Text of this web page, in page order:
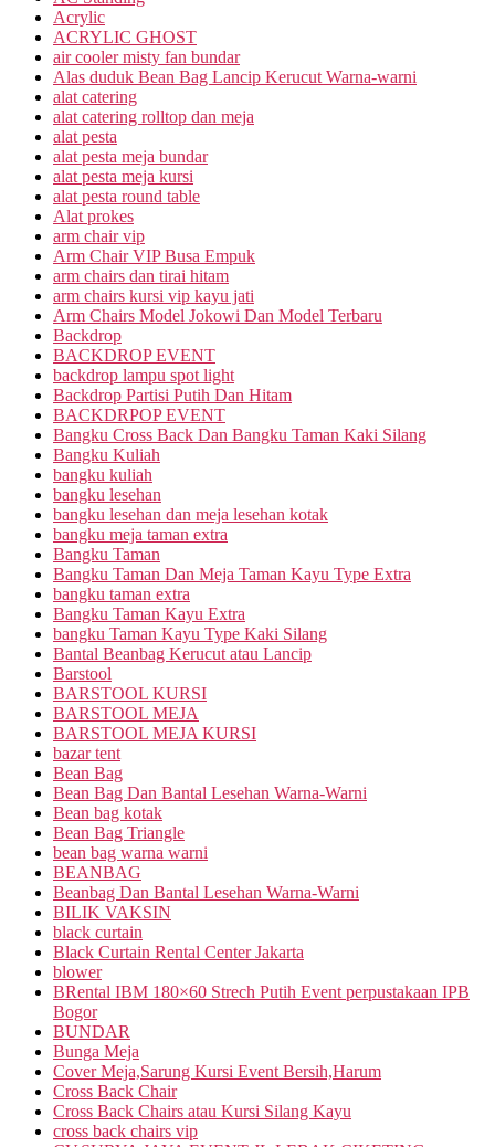
Acrylic
ACRYLIC GHOST
air cooler misty fan bundar
Alas duduk Bean Bag Lancip Kerucut Warna-warni
alat catering
alat catering rolltop dan meja
alat pesta
alat pesta meja bundar
alat pesta meja kursi
alat pesta round table
Alat prokes
arm chair vip
Arm Chair VIP Busa Empuk
arm chairs dan tirai hitam
arm chairs kursi vip kayu jati
Arm Chairs Model Jokowi Dan Model Terbaru
Backdrop
BACKDROP EVENT
backdrop lampu spot light
Backdrop Partisi Putih Dan Hitam
BACKDRPOP EVENT
Bangku Cross Back Dan Bangku Taman Kaki Silang
Bangku Kuliah
bangku kuliah
bangku lesehan
bangku lesehan dan meja lesehan kotak
bangku meja taman extra
Bangku Taman
Bangku Taman Dan Meja Taman Kayu Type Extra
bangku taman extra
Bangku Taman Kayu Extra
bangku Taman Kayu Type Kaki Silang
Bantal Beanbag Kerucut atau Lancip
Barstool
BARSTOOL KURSI
BARSTOOL MEJA
BARSTOOL MEJA KURSI
bazar tent
Bean Bag
Bean Bag Dan Bantal Lesehan Warna-Warni
Bean bag kotak
Bean Bag Triangle
bean bag warna warni
BEANBAG
Beanbag Dan Bantal Lesehan Warna-Warni
BILIK VAKSIN
black curtain
Black Curtain Rental Center Jakarta
blower
BRental IBM 180×60 Strech Putih Event perpustakaan IPB
Bogor
BUNDAR
Bunga Meja
Cover Meja,Sarung Kursi Event Bersih,Harum
Cross Back Chair
Cross Back Chairs atau Kursi Silang Kayu
cross back chairs vip